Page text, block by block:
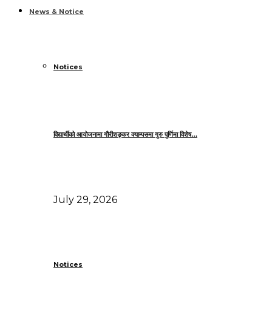
News & Notice
Notices
विद्यार्थीको आयोजनामा गौरीशङ्कर क्याम्पसमा गुरु पुर्णिमा विशेष…
July 29, 2026
Notices